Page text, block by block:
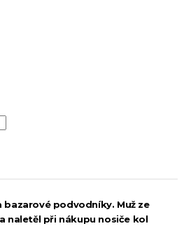
bazarové podvodníky. Muž ze
naletěl při nákupu nosiče kol